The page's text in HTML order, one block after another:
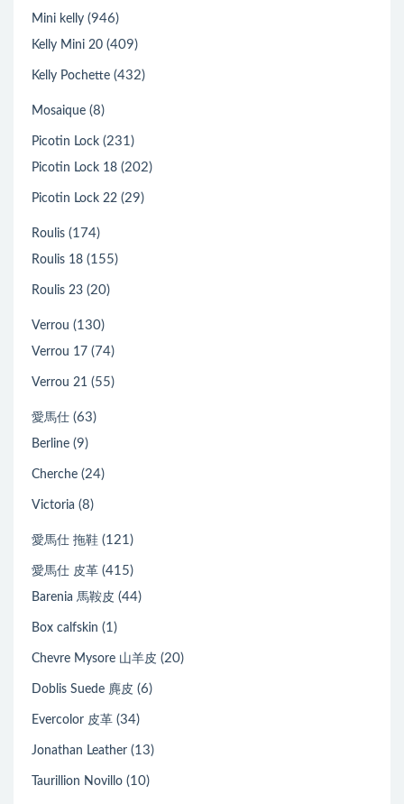
Mini kelly (946)
Kelly Mini 20 (409)
Kelly Pochette (432)
Mosaique (8)
Picotin Lock (231)
Picotin Lock 18 (202)
Picotin Lock 22 (29)
Roulis (174)
Roulis 18 (155)
Roulis 23 (20)
Verrou (130)
Verrou 17 (74)
Verrou 21 (55)
愛馬仕 (63)
Berline (9)
Cherche (24)
Victoria (8)
愛馬仕 拖鞋 (121)
愛馬仕 皮革 (415)
Barenia 馬鞍皮 (44)
Box calfskin (1)
Chevre Mysore 山羊皮 (20)
Doblis Suede 麂皮 (6)
Evercolor 皮革 (34)
Jonathan Leather (13)
Taurillion Novillo (10)